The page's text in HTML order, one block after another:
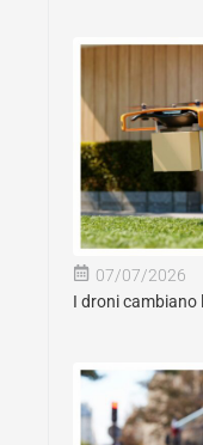
07/07/2026
I droni cambiano